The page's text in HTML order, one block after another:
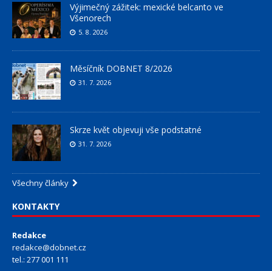
Výjimečný zážitek: mexické belcanto ve
Všenorech
5. 8. 2026
Měsíčník DOBNET 8/2026
31. 7. 2026
Skrze květ objevuji vše podstatné
31. 7. 2026
Všechny články
KONTAKTY
Redakce
redakce@dobnet.cz
tel.: 277 001 111